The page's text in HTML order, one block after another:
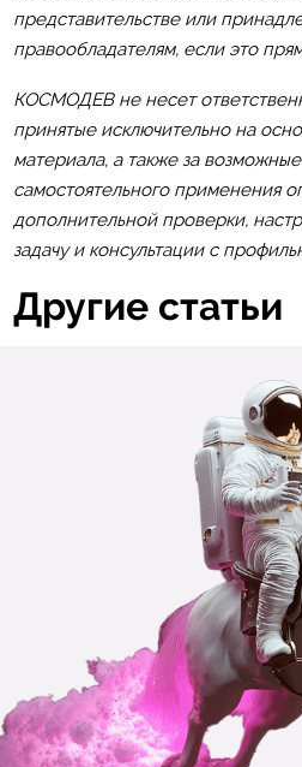
представительстве или
правообладателям, если это
КОСМОДЕВ не несет
принятые исключительно на
материала, а также за
самостоятельного применения
дополнительной проверки,
задачу и консультации с
Другие статьи